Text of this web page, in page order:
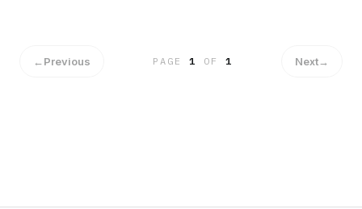
plus d'informations.
←Previous PAGE1 OF 1 Next→